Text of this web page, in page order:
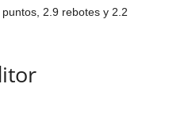
2.9 rebotes y 2.2